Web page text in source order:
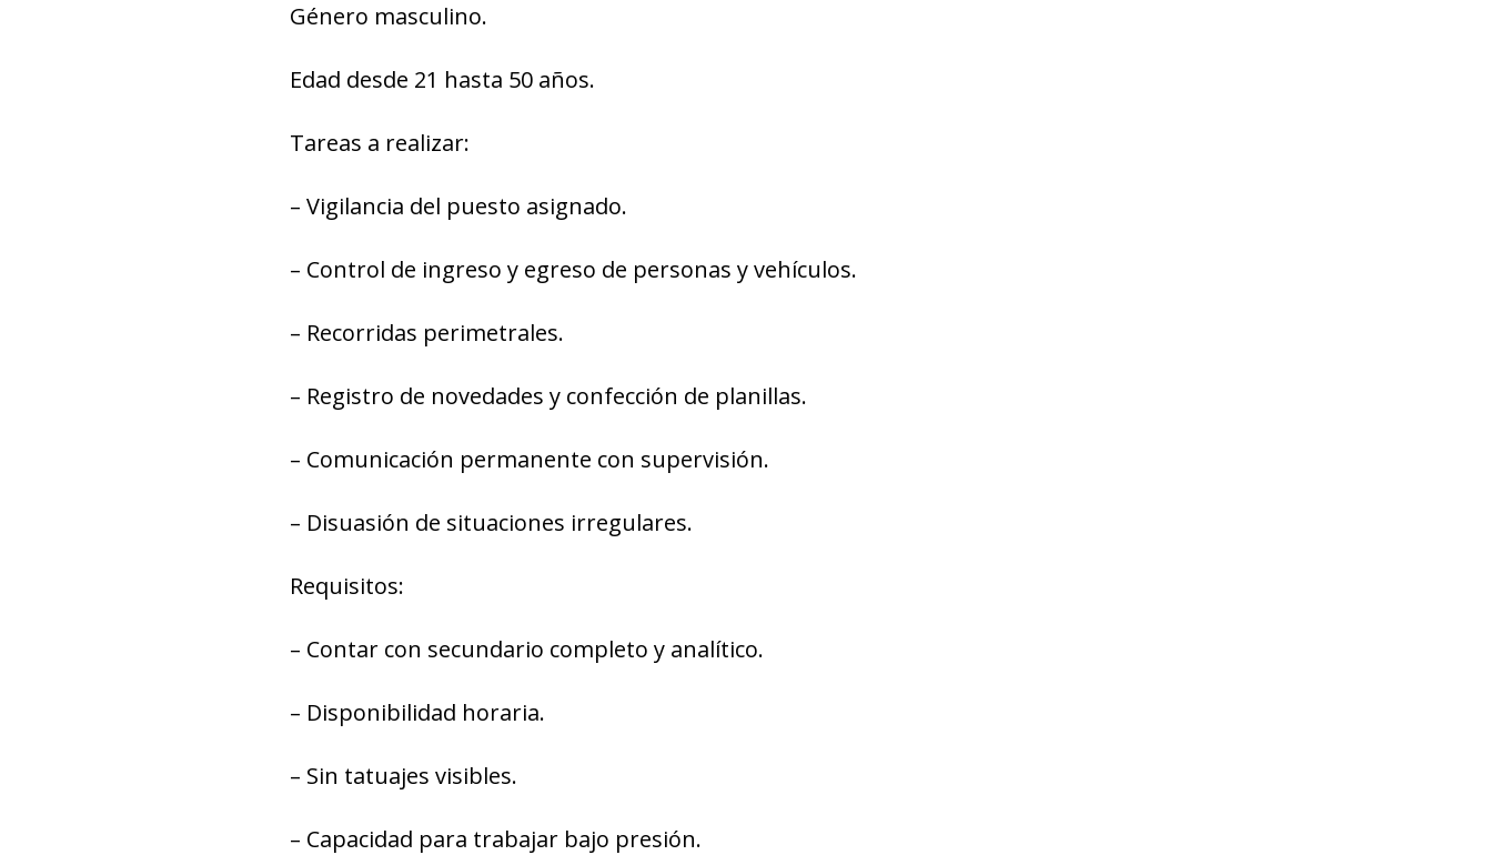
Género masculino.
Edad desde 21 hasta 50 años.
Tareas a realizar:
– Vigilancia del puesto asignado.
– Control de ingreso y egreso de personas y vehículos.
– Recorridas perimetrales.
– Registro de novedades y confección de planillas.
– Comunicación permanente con supervisión.
– Disuasión de situaciones irregulares.
Requisitos:
– Contar con secundario completo y analítico.
– Disponibilidad horaria.
– Sin tatuajes visibles.
– Capacidad para trabajar bajo presión.